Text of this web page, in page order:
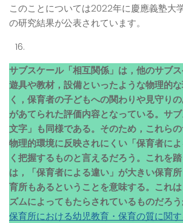
このことについては2022年に慶應義塾大
の研究結果が公表されています。
サブスケール「相互関係」は，他のサブス
遊具や教材，設備といったような物理的
く，保育者の子どもへの関わりや見守り
があてられた評価内容となっている。サ
文字」も同様である。そのため，これらの
物理的環境に反映されにくい「保育者に
く把握するものと言えるだろう。これを
は，「保育者による違い」が大きい保育
育所もあるということを意味する。これ
ズムによってもたらされているものだろう
保育所における幼児教育・保育の質に関